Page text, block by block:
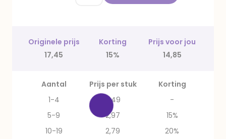
Originele prijs Korting
Prijs voor jou
17,45
15% 14,85
Aantal Prijs per stuk
Korting
1-4
3,49
-
5-9
2,97
15%
10-19
2,79
20%